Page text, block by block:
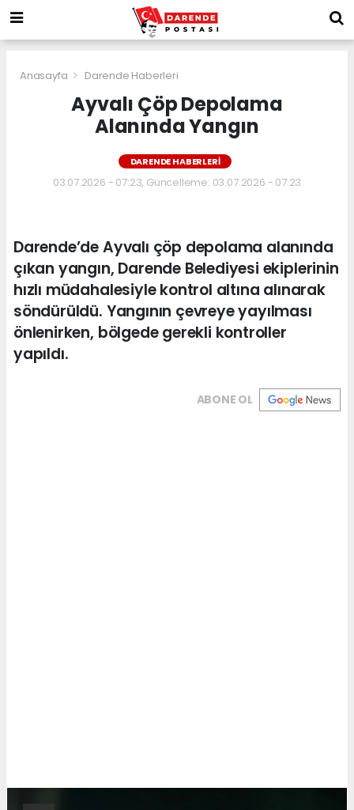
Anasayfa Darende Haberleri
Ayvalı Çöp Depolama
Alanında Yangın
DARENDE HABERLERI
03.07.2026 - 07:23, Güncelleme: 03.07.2026 - 07:23
Darende’de Ayvalı çöp depolama alanında
çıkan yangın, Darende Belediyesi ekiplerinin
hızlı müdahalesiyle kontrol altına alınarak
söndürüldü. Yangının çevreye yayılması
önlenirken, bölgede gerekli kontroller
yapıldı.
ABONE OL